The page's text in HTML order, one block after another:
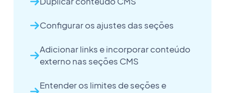
Configurar os ajustes das seções
Adicionar links e incorporar conteúdo
externo nas seções CMS
Entender os limites de seções e